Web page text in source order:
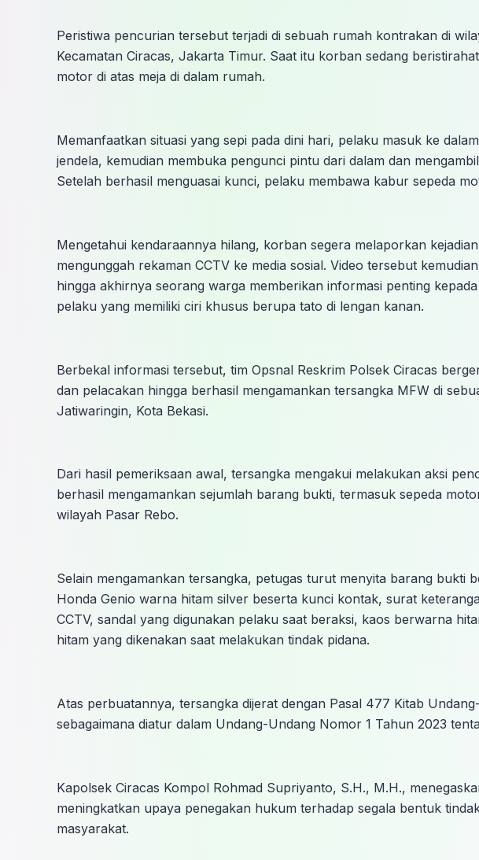
Peristiwa pencurian tersebut terjadi di sebuah rumah kontrakan di
Kecamatan Ciracas, Jakarta Timur. Saat itu korban sedang
motor di atas meja di dalam rumah.
Memanfaatkan situasi yang sepi pada dini hari, pelaku masuk ke
jendela, kemudian membuka pengunci pintu dari dalam dan
Setelah berhasil menguasai kunci, pelaku membawa kabur sepeda
Mengetahui kendaraannya hilang, korban segera melaporkan
mengunggah rekaman CCTV ke media sosial. Video tersebut
hingga akhirnya seorang warga memberikan informasi penting
pelaku yang memiliki ciri khusus berupa tato di lengan kanan.
Berbekal informasi tersebut, tim Opsnal Reskrim Polsek Ciracas
dan pelacakan hingga berhasil mengamankan tersangka MFW di
Jatiwaringin, Kota Bekasi.
Dari hasil pemeriksaan awal, tersangka mengakui melakukan aksi
berhasil mengamankan sejumlah barang bukti, termasuk sepeda
wilayah Pasar Rebo.
Selain mengamankan tersangka, petugas turut menyita barang bukti
Honda Genio warna hitam silver beserta kunci kontak, surat
CCTV, sandal yang digunakan pelaku saat beraksi, kaos berwarna
hitam yang dikenakan saat melakukan tindak pidana.
Atas perbuatannya, tersangka dijerat dengan Pasal 477 Kitab
sebagaimana diatur dalam Undang-Undang Nomor 1 Tahun 2023
Kapolsek Ciracas Kompol Rohmad Supriyanto, S.H., M.H.,
meningkatkan upaya penegakan hukum terhadap segala bentuk
masyarakat.